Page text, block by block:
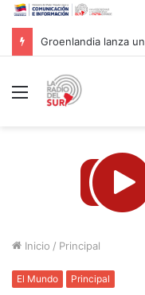
Menú
Inicio / Principal
El Mundo Principal